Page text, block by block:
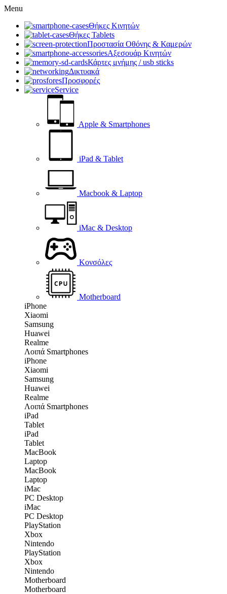
Menu
Θήκες Κινητών
Θήκες Tablets
Προστασία Οθόνης & Καμερών
Αξεσουάρ Κινητών
Κάρτες μνήμης / usb sticks
Δικτυακά
Προσφορές
Service
Apple & Smartphones
iPad & Tablet
Macbook & Laptop
iMac & Desktop
Κονσόλες
Motherboard
iPhone
Xiaomi
Samsung
Huawei
Realme
Λοιπά Smartphones
iPhone
Xiaomi
Samsung
Huawei
Realme
Λοιπά Smartphones
iPad
Tablet
iPad
Tablet
MacBook
Laptop
MacBook
Laptop
iMac
PC Desktop
iMac
PC Desktop
PlayStation
Xbox
Nintendo
PlayStation
Xbox
Nintendo
Motherboard
Motherboard